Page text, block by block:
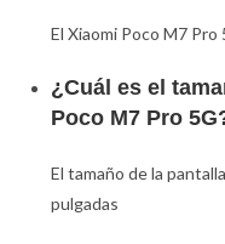
El Xiaomi Poco M7
¿Cuál es el
Poco M7 Pro
El tamaño de la
pulgadas